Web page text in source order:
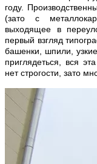
году.
(зато с
выходящее в
первый взгляд
башенки, шпили,
приглядеться, вся
нет строгости, зато